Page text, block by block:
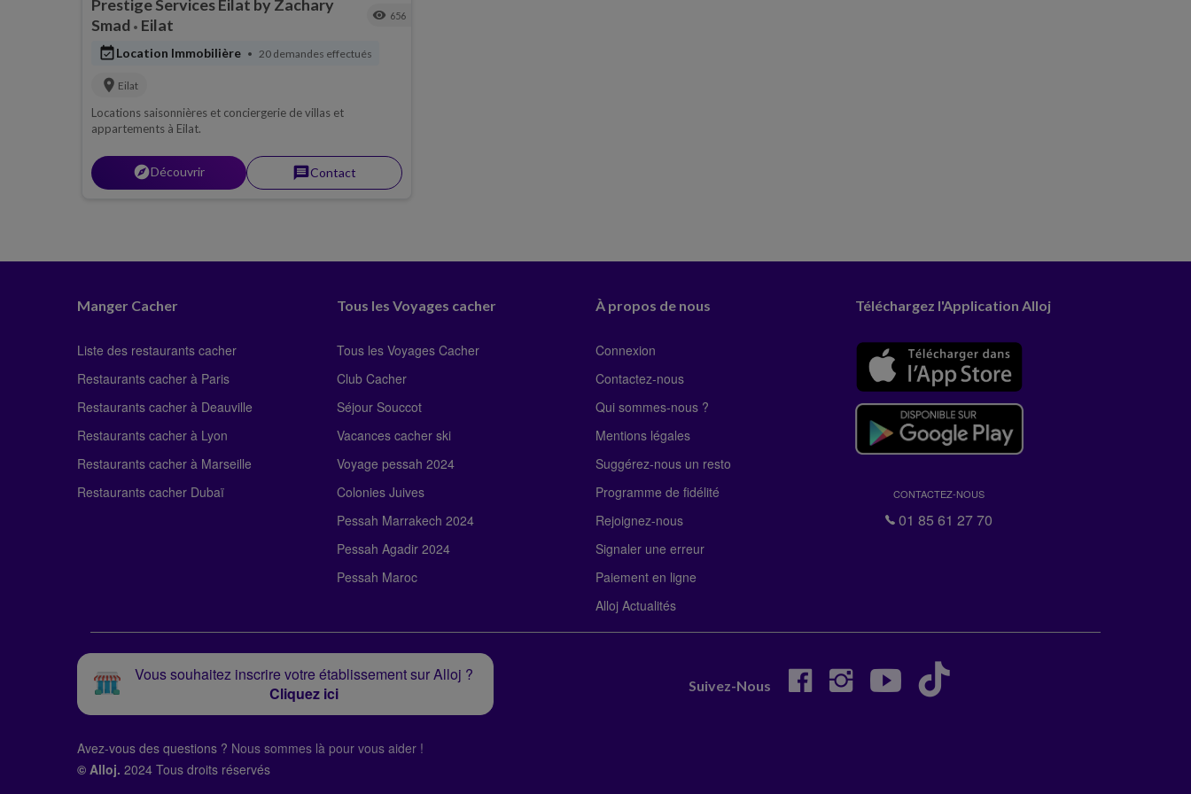
Prestige Services Eilat by Zachary
Smad • Eilat visibility 656
event_availableLocation Immobilière • 20 demandes effectués
location_on Eilat
Locations saisonnières et conciergerie de villas et
appartements à Eilat.
explorerDécouvrir messageContact
Manger Cacher
Liste des restaurants cacher
Restaurants cacher à Paris
Restaurants cacher à Deauville
Restaurants cacher à Lyon
Restaurants cacher à Marseille
Restaurants cacher Dubaï
Tous les Voyages cacher
Tous les Voyages Cacher
Club Cacher
Séjour Souccot
Vacances cacher ski
Voyage pessah 2024
Colonies Juives
Pessah Marrakech 2024
Pessah Agadir 2024
Pessah Maroc
À propos de nous
Connexion
Contactez-nous
Qui sommes-nous ?
Mentions légales
Suggérez-nous un resto
Programme de fidélité
Rejoignez-nous
Signaler une erreur
Paiement en ligne
Alloj Actualités
Téléchargez l'Application Alloj
CONTACTEZ-NOUS
01 85 61 27 70
Vous souhaitez inscrire votre établissement sur Alloj ?
Cliquez ici
Suivez-Nous
Avez-vous des questions ? Nous sommes là pour vous aider !
© Alloj. 2024 Tous droits réservés